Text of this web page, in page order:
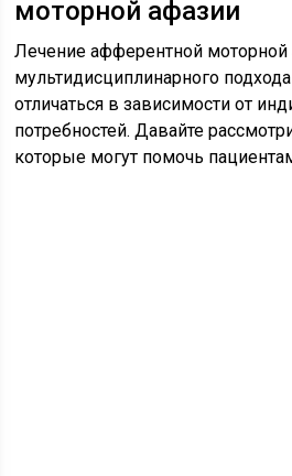
моторной афазии
Лечение афферентной моторной
мультидисциплинарного
отличаться в зависимости от
потребностей. Давайте
которые могут помочь